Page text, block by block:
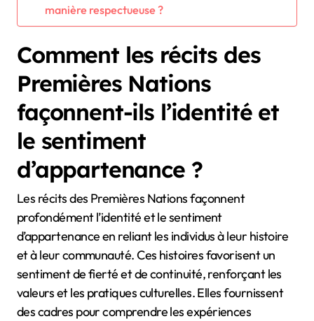
manière respectueuse ?
Comment les récits des
Premières Nations
façonnent-ils l’identité et
le sentiment
d’appartenance ?
Les récits des Premières Nations façonnent
profondément l’identité et le sentiment
d’appartenance en reliant les individus à leur histoire
et à leur communauté. Ces histoires favorisent un
sentiment de fierté et de continuité, renforçant les
valeurs et les pratiques culturelles. Elles fournissent
des cadres pour comprendre les expériences